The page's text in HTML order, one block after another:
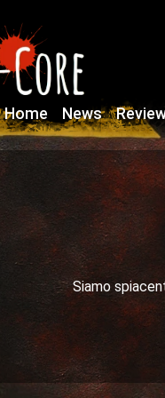
Home News
Siamo